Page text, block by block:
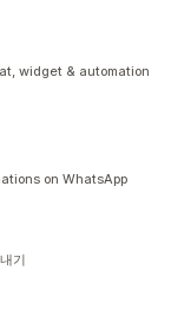
widget & automation
on WhatsApp
기